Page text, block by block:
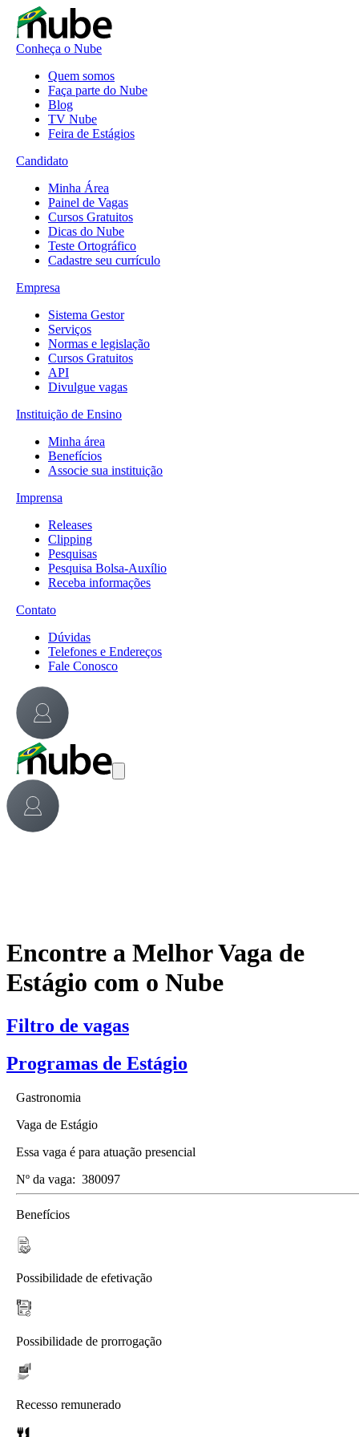
Conheça o Nube
Quem somos
Faça parte do Nube
Blog
TV Nube
Feira de Estágios
Candidato
Minha Área
Painel de Vagas
Cursos Gratuitos
Dicas do Nube
Teste Ortográfico
Cadastre seu currículo
Empresa
Sistema Gestor
Serviços
Normas e legislação
Cursos Gratuitos
API
Divulgue vagas
Instituição de Ensino
Minha área
Benefícios
Associe sua instituição
Imprensa
Releases
Clipping
Pesquisas
Pesquisa Bolsa-Auxílio
Receba informações
Contato
Dúvidas
Telefones e Endereços
Fale Conosco
Encontre a Melhor Vaga de
Estágio com o Nube
Filtro de vagas
Programas de Estágio
Gastronomia
Vaga de Estágio
Essa vaga é para atuação presencial
Nº da vaga: 380097
Benefícios
Possibilidade de efetivação
Possibilidade de prorrogação
Recesso remunerado